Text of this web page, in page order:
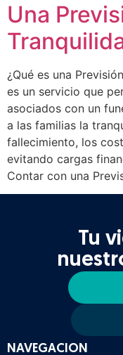
Una
¿Qué es una
es un servicio que
asociados con un
a las familias la
fallecimiento, los
evitando cargas
Contar con una
Tu
NAVEGACION